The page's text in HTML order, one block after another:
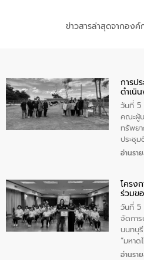
ข่าวสารล่าสุดจากองค์
การป
ดำเนิ
ทรัพย
ปีงบป
วันที่ 5
คณะผู้บ
ทรัพย
ประชุม
ตามพ
วัดสิง
สุขชื่น
บริหาร
ประช
ส่วนได้
จัดกา
จังหวัด
อ่านรา
โครง
ร่วมข
แก้ไข
วันที่ 5
จัดการ
นนทบุรี
“มหา
จัดโคร
อ่านรา